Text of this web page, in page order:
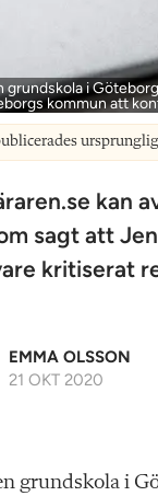
grundskola i
kommun att
kan
sagt att
kritiserat
EMMA OLSSON
21 OKT 2020
grundskola i